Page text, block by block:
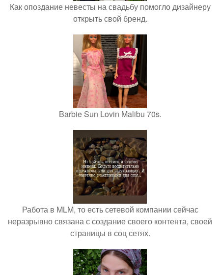
Как опоздание невесты на свадьбу помогло дизайнеру
открыть свой бренд.
Barbie Sun Lovin Malibu 70s.
Работа в MLM, то есть сетевой компании сейчас
неразрывно связана с создание своего контента, своей
страницы в соц сетях.